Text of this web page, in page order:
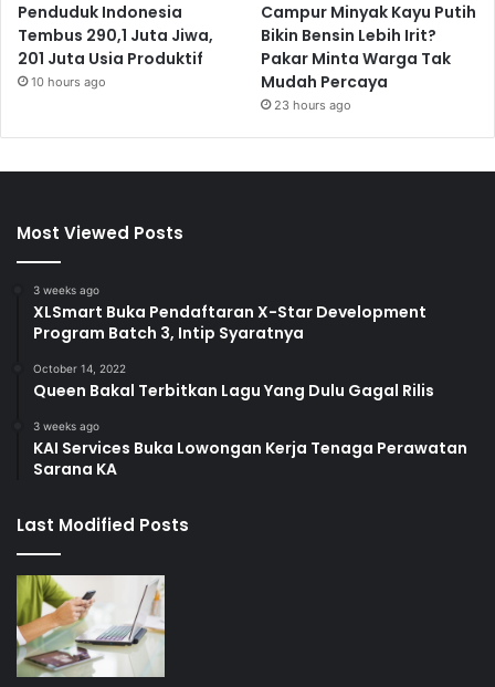
Penduduk Indonesia
Tembus 290,1 Juta Jiwa,
201 Juta Usia Produktif
10 hours ago
Campur Minyak Kayu Putih
Bikin Bensin Lebih Irit?
Pakar Minta Warga Tak
Mudah Percaya
23 hours ago
Most Viewed Posts
3 weeks ago
XLSmart Buka Pendaftaran X-Star Development
Program Batch 3, Intip Syaratnya
October 14, 2022
Queen Bakal Terbitkan Lagu Yang Dulu Gagal Rilis
3 weeks ago
KAI Services Buka Lowongan Kerja Tenaga Perawatan
Sarana KA
Last Modified Posts